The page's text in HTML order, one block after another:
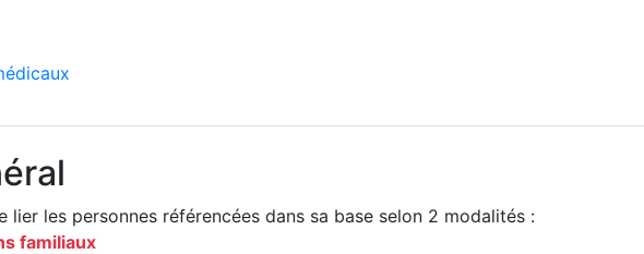
lier les personnes référencées dans sa base selon 2 modalités :
familiaux